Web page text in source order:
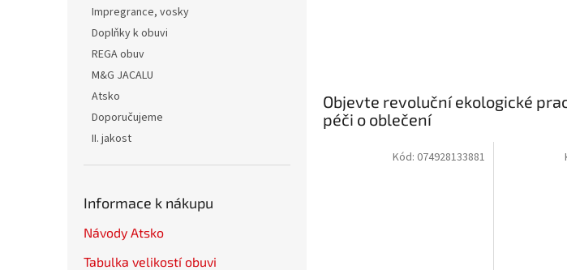
Impregrance, vosky
Doplňky k obuvi
REGA obuv
M&G JACALU
Atsko
Doporučujeme
II. jakost
Informace k nákupu
Návody Atsko
Tabulka velikostí obuvi
Objevte revoluční ekologické
péči o oblečení
Kód: 074928133881